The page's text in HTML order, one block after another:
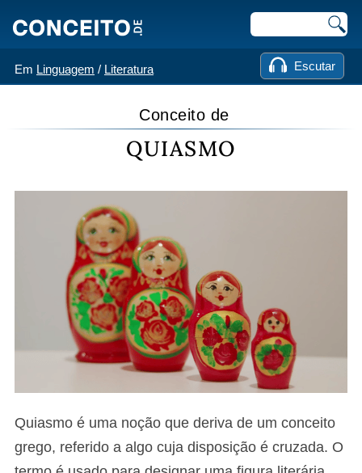
Em Linguagem / Literatura Escutar
Conceito de
QUIASMO
Quiasmo é uma noção que deriva de um conceito
grego, referido a algo cuja disposição é cruzada. O